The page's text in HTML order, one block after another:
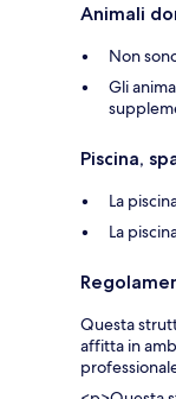
Animali
Non
Gli
Piscina,
La
La
Questa
affitta in